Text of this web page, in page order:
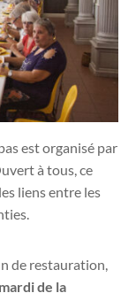
est organisé par
à tous, ce
liens entre les
de restauration,
mardi de la